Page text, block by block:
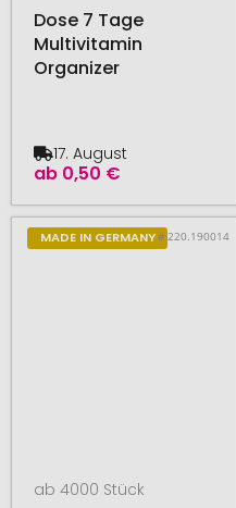
Dose 7 Tage
Multivitamin
Organizer
ab 0,50 €
17. August
MADE IN GERMANY# 220.190014
ab 4000 Stück